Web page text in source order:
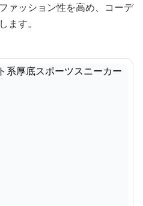
ァッション性を高め、コーデ
ます。